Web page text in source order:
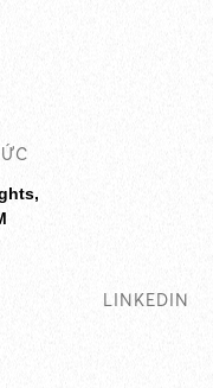
LINKEDIN